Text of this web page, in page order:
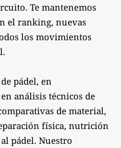
Te mantenemos
el ranking, nuevas
los movimientos
pádel, en
análisis técnicos de
de material,
física, nutrición
pádel. Nuestro